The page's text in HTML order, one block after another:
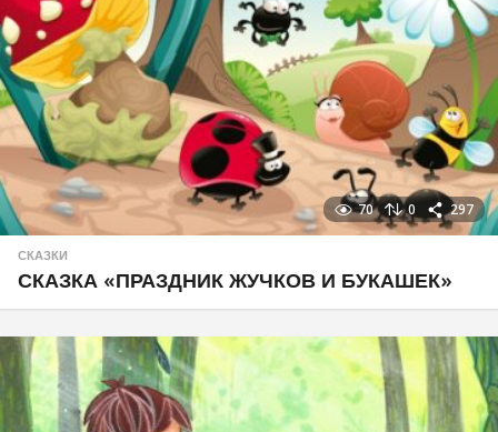
70 0 297
СКАЗКИ
СКАЗКА «ПРАЗДНИК ЖУЧКОВ И БУКАШЕК»